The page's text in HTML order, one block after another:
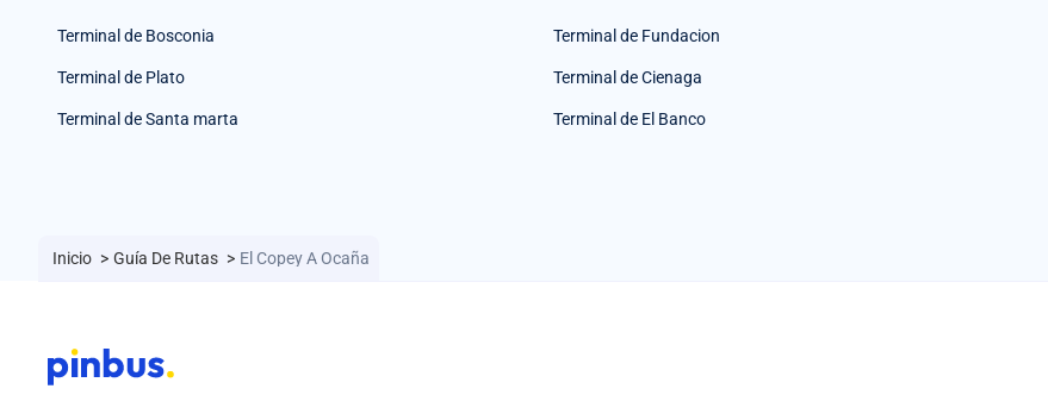
Terminal de Bosconia Terminal de Fundacion
Terminal de Plato Terminal de Cienaga
Terminal de Santa marta Terminal de El Banco
Inicio > Guía De Rutas > El Copey A Ocaña